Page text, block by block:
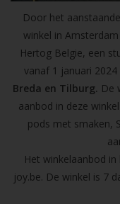
Door het
winkel in
Hertog Belgie, een
vanaf 1 januari 2024
Breda en Tilburg. De
aanbod in deze
pods met smaken,
Het winkelaanbod
joy.be. De winkel is 7